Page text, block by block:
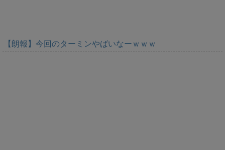
【朗報】今回のターミンやばいなーｗｗｗ